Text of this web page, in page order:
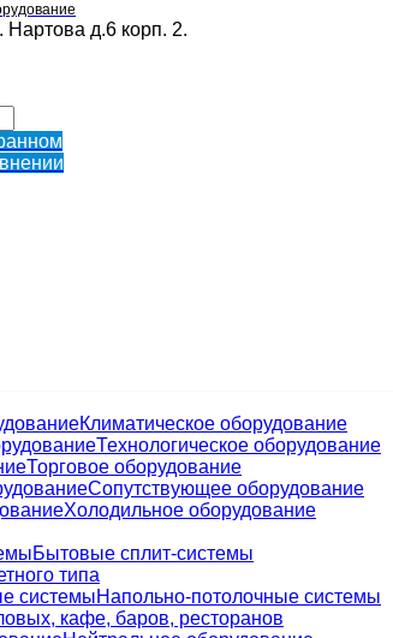
Нартова д.6 корп. 2.
Климатическое оборудование
Технологическое оборудование
Торговое оборудование
Сопутствующее оборудование
Холодильное оборудование
Бытовые сплит-системы
типа
Напольно-потолочные системы
кафе, баров, ресторанов